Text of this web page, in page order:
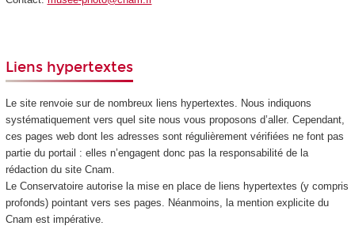
Liens hypertextes
Le site renvoie sur de nombreux liens hypertextes. Nous indiquons
systématiquement vers quel site nous vous proposons d’aller. Cependant,
ces pages web dont les adresses sont régulièrement vérifiées ne font pas
partie du portail : elles n’engagent donc pas la responsabilité de la
rédaction du site Cnam.
Le Conservatoire autorise la mise en place de liens hypertextes (y compris
profonds) pointant vers ses pages. Néanmoins, la mention explicite du
Cnam est impérative.